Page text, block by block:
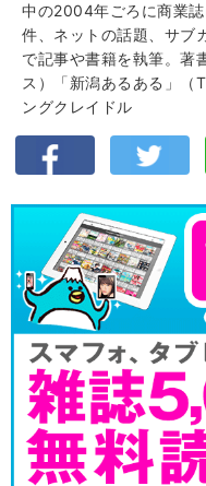
中の2004年ごろに商業
件、ネットの話題、サブ
で記事や書籍を執筆。著
ス）「新潟あるある」（
ングクレイドル